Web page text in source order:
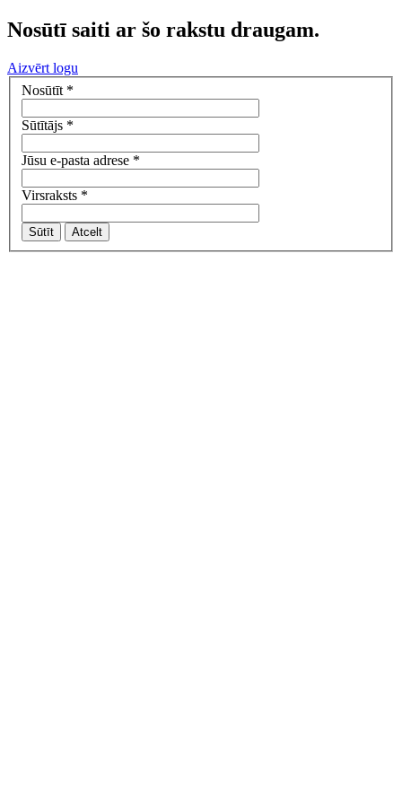
Nosūtī saiti ar šo rakstu draugam.
Aizvērt logu
Nosūtīt*
Sūtītājs *
Jūsu e-pasta adrese *
Virsraksts *
Sūtīt Atcelt